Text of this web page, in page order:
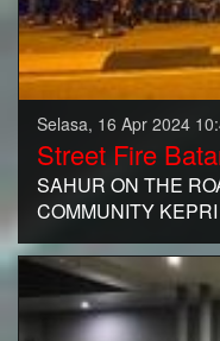
Selasa, 16 Apr 2024
Street Fire
SAHUR ON THE
COMMUNITY KEPRI